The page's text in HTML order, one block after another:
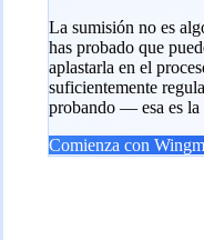
La sumisión no es
has probado que
aplastarla en el
suficientemente
probando — esa es la
Comienza con